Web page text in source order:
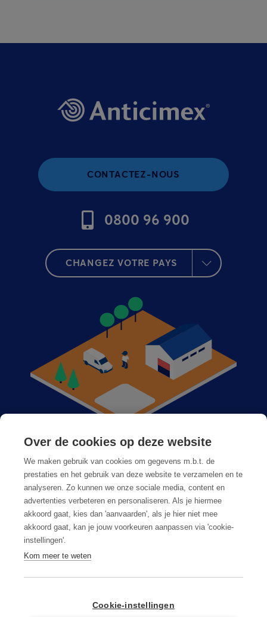
CONTACTEZ-NOUS
0800 96 900
CHANGEZ VOTRE PAYS
Anticimex dans votre région
Postes vacants
Foire aux questions
Conditions générales Privacy & cookies
Over de cookies op deze website
We maken gebruik van cookies om gegevens m.b.t. de
prestaties en het gebruik van deze website te verzamelen en te
analyseren. Zo kunnen we onze sociale media, content en
advertenties verbeteren en personaliseren. Als je hiermee
akkoord gaat, kies dan 'aanvaarden', als je hier niet mee
akkoord gaat, kan je jouw voorkeuren aanpassen via 'cookie-
instellingen'.
Kom meer te weten
Cookie-instellingen